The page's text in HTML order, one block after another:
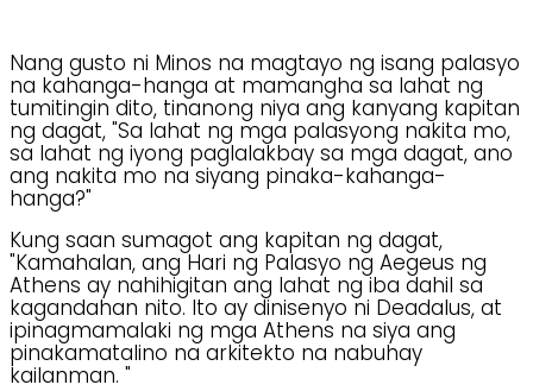
Nang gusto ni Minos na magtayo ng isang palasyo
na kahanga-hanga at mamangha sa lahat ng
tumitingin dito, tinanong niya ang kanyang kapitan
ng dagat, "Sa lahat ng mga palasyong nakita mo,
sa lahat ng iyong paglalakbay sa mga dagat, ano
ang nakita mo na siyang pinaka-kahanga-
hanga?"
Kung saan sumagot ang kapitan ng dagat,
"Kamahalan, ang Hari ng Palasyo ng Aegeus ng
Athens ay nahihigitan ang lahat ng iba dahil sa
kagandahan nito. Ito ay dinisenyo ni Deadalus, at
ipinagmamalaki ng mga Athens na siya ang
pinakamatalino na arkitekto na nabuhay
kailanman. "